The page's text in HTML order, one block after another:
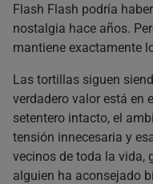
Flash Flash podría
nostalgia hace años.
mantiene exactamente
Las tortillas siguen
verdadero valor está en
setentero intacto, el
tensión innecesaria y
vecinos de toda la vida,
alguien ha aconsejado